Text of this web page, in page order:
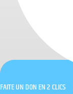
FAITE UN DON EN 2 CLICS